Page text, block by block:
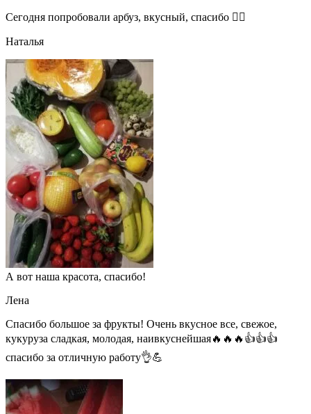
Сегодня попробовали арбуз, вкусный, спасибо 👍🏻
Наталья
А вот наша красота, спасибо!
Лена
Спасибо большое за фрукты! Очень вкусное все, свежое,
кукуруза сладкая, молодая, наивкуснейшая🔥🔥🔥👍👍👍
спасибо за отличную работу👌💪